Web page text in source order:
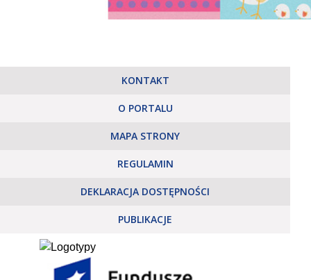
KONTAKT
O PORTALU
MAPA STRONY
REGULAMIN
DEKLARACJA DOSTĘPNOŚCI
PUBLIKACJE